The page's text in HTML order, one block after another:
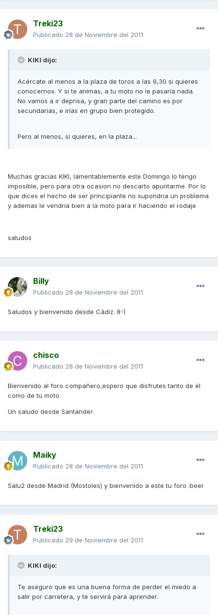
Treki23
Publicado 28 de Noviembre del 2011
KIKI dijo:
Acércate al menos a la plaza de toros a las 9,30 si quieres
conocernos. Y si te animas, a tu moto no le pasaría nada.
No vamos a ir deprisa, y gran parte del camino es por
secundarias, e irías en grupo bien protegido.
Pero al menos, si quieres, en la plaza...
Muchas gracias KIKI, lamentablemente este Domingo lo tengo
imposible, pero para otra ocasion no descarto apuntarme. Por lo
que dices el hecho de ser principiante no supondria un problema
y ademas le vendria bien a la moto para ir haciendo el rodaje
saludos
Billy
Publicado 28 de Noviembre del 2011
Saludos y bienvenido desde Cádiz. 8-)
chisco
Publicado 28 de Noviembre del 2011
Bienvenido al foro compañero,espero que disfrutes tanto de él
como de tu moto.
Un saludo desde Santander.
Maiky
Publicado 28 de Noviembre del 2011
Salu2 desde Madrid (Mostoles) y bienvenido a este tu foro :beer
Treki23
Publicado 29 de Noviembre del 2011
KIKI dijo:
Te aseguro que es una buena forma de perder el miedo a
salir por carretera, y te servirá para aprender.